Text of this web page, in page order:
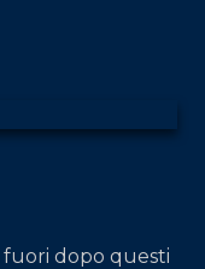
E ancora,
Malati
dopo questi